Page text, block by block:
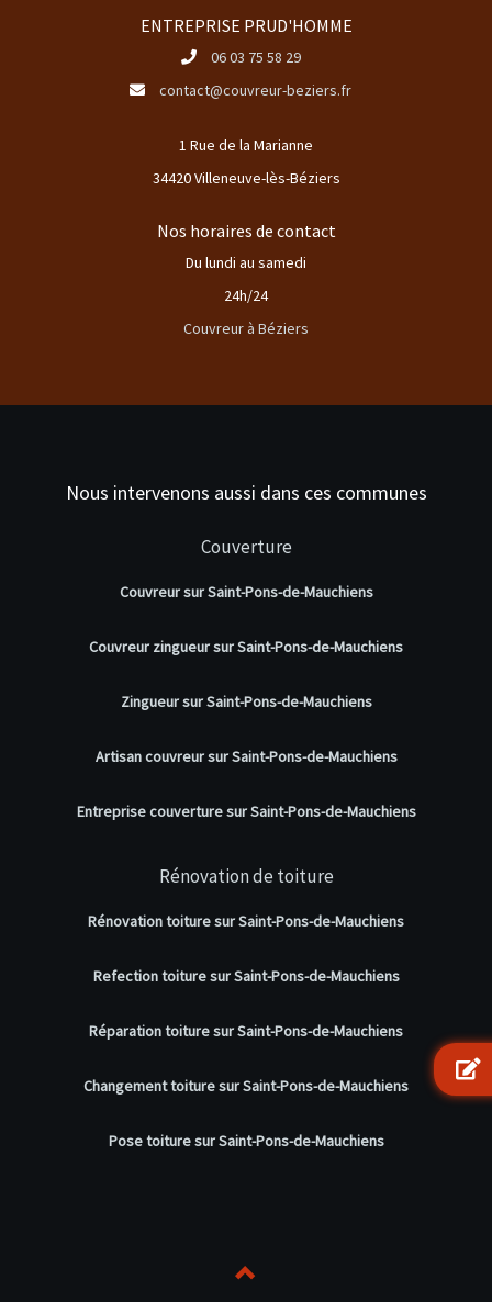
ENTREPRISE PRUD'HOMME
06 03 75 58 29
contact@couvreur-beziers.fr
1 Rue de la Marianne
34420 Villeneuve-lès-Béziers
Nos horaires de contact
Du lundi au samedi
24h/24
Couvreur à Béziers
Nous intervenons aussi dans ces communes
Couverture
Couvreur sur Saint-Pons-de-Mauchiens
Couvreur zingueur sur Saint-Pons-de-Mauchiens
Zingueur sur Saint-Pons-de-Mauchiens
Artisan couvreur sur Saint-Pons-de-Mauchiens
Entreprise couverture sur Saint-Pons-de-Mauchiens
Rénovation de toiture
Rénovation toiture sur Saint-Pons-de-Mauchiens
Refection toiture sur Saint-Pons-de-Mauchiens
Réparation toiture sur Saint-Pons-de-Mauchiens
Changement toiture sur Saint-Pons-de-Mauchiens
Pose toiture sur Saint-Pons-de-Mauchiens